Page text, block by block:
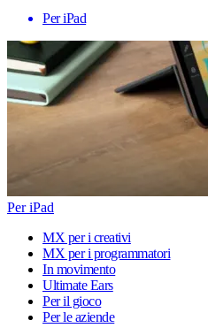
Per iPad
Per iPad
MX per i creativi
MX per i programmatori
In movimento
Ultimate Ears
Per il gioco
Per le aziende